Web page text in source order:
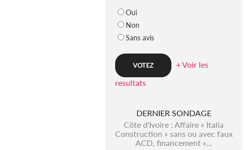
Oui
Non
Sans avis
+ Voir les
resultats
DERNIER SONDAGE
Côte d'Ivoire : Affaire « Italia
Construction » sans ou avec faux
ACD, financement «...